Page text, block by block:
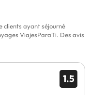
clients ayant séjourné
ViajesParaTi. Des avis
1.5